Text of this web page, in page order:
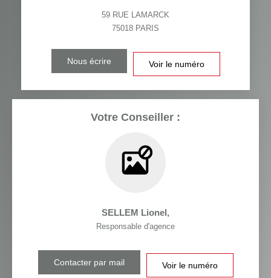
59 RUE LAMARCK
75018 PARIS
Nous écrire Voir le numéro
Votre Conseiller :
SELLEM Lionel,
Responsable d'agence
Contacter par mail Voir le numéro